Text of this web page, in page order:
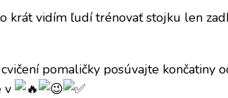
krát vidím ľudí trénovať stojku len
pomaličky posúvajte končatiny
v